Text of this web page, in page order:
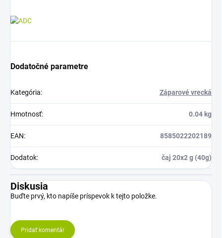
Dodatočné parametre
Kategória: Záparové vrecká
Hmotnosť: 0.04 kg
EAN: 8585022202189
Dodatok: čaj 20x2 g (40g)
Diskusia
Buďte prvý, kto napíše príspevok k tejto položke.
Pridať komentár